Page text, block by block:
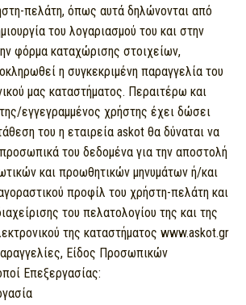
πελάτη, όπως αυτά δηλώνονται από
του λογαριασμού του και στην
φόρμα καταχώρισης στοιχείων,
η συγκεκριμένη παραγγελία του
μας καταστήματος. Περαιτέρω και
εγγεγραμμένος χρήστης έχει δώσει
του η εταιρεία askot θα δύναται να
του δεδομένα για την αποστολή
και προωθητικών μηνυμάτων ή/και
προφίλ του χρήστη-πελάτη και
του πελατολογίου της και της
της καταστήματος www.askot.gr
Είδος Προσωπικών
Επεξεργασίας: